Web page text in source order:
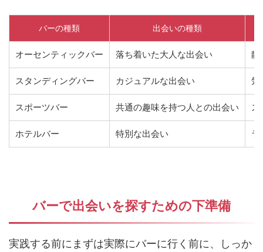
バーの種類 出会いの種類
オーセンティックバー 落ち着いた大人な出会い 静
スタンディングバー カジュアルな出会い 気
スポーツバー 共通の趣味を持つ人との出会い ス
ホテルバー 特別な出会い ラ
バーで出会いを探すための下準備
実践する前にまずは実際にバーに行く前に、しっか